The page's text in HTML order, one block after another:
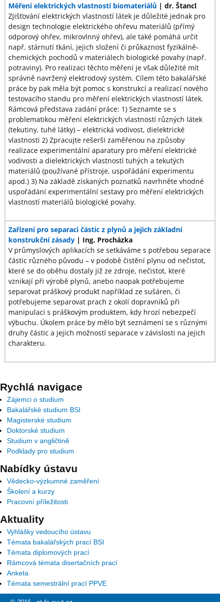
Měření elektrických vlastností biomateriálů | dr. Štancl
Zjišťování elektrických vlastností látek je důležité jednak pro
design technologie elektrického ohřevu materiálů (přímý
odporový ohřev, mikrovlnný ohřev), ale také pomáhá určit
např. stárnutí tkání, jejich složení či průkaznost fyzikálně-
chemických pochodů v materiálech biologické povahy (např.
potraviny). Pro realizaci těchto měření je však důležité mít
správně navržený elektrodový systém. Cílem této bakalářské
práce by pak měla být pomoc s konstrukcí a realizací nového
testovacího standu pro měření elektrických vlastností látek.
Rámcová představa zadání práce: 1) Seznamte se s
problematikou měření elektrických vlastností různých látek
(tekutiny, tuhé látky) – elektrická vodivost, dielektrické
vlastnosti 2) Zpracujte rešerši zaměřenou na způsoby
realizace experimentální aparatury pro měření elektrické
vodivosti a dielektrických vlastností tuhých a tekutých
materiálů (používané přístroje, uspořádání experimentu
apod.) 3) Na základě získaných poznatků navrhněte vhodné
uspořádání experimentální sestavy pro měření elektrických
vlastností materiálů biologické povahy.
Zařízení pro separaci částic z plynů a jejich základní
konstrukční zásady | Ing. Procházka
V průmyslových aplikacích se setkáváme s potřebou separace
částic různého původu – v podobě čistění plynu od nečistot,
které se do oběhu dostaly již ze zdroje, nečistot, které
vznikají při výrobě plynů, anebo naopak potřebujeme
separovat práškový produkt například ze sušáren, či
potřebujeme separovat prach z okolí dopravníků při
manipulaci s práškovým produktem, kdy hrozí nebezpečí
výbuchu. Úkolem práce by mělo být seznámení se s různými
druhy částic a jejich možností separace v závislosti na jejich
charakteru.
Rychlá navigace
Zájemci o studium
Bakalářské studium BSI
Magisterské studium
Doktorské studium
Studium v angličtině
Podklady pro studium
Nabídky ústavu
Vědecko-výzkumné zaměření
Školení a kurzy
Pracovní příležitosti
Aktuality
Vyhlášky vedoucího ústavu
Témata bakalářských prací BSI
Témata diplomových prací
Rámcová témata disertačních prací
Anketa
Témata semestrální prací PPVE